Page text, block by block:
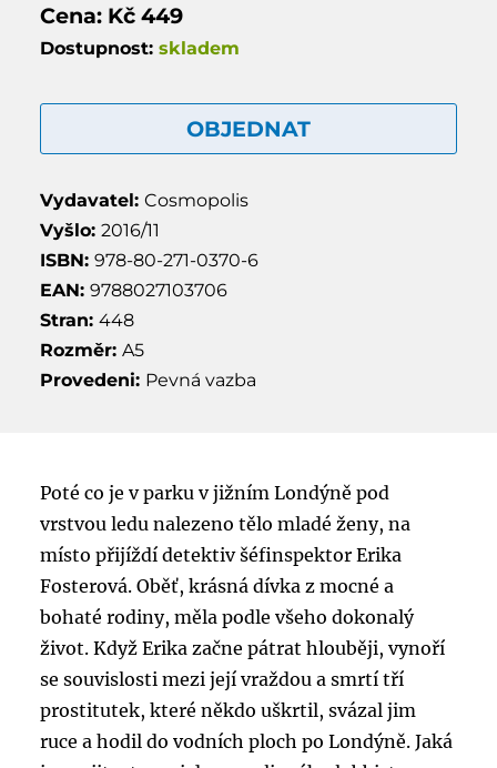
Cena: Kč 449
Dostupnost: skladem
OBJEDNAT
Vydavatel: Cosmopolis
Vyšlo: 2016/11
ISBN: 978-80-271-0370-6
EAN: 9788027103706
Stran: 448
Rozměr: A5
Provedeni: Pevná vazba
Poté co je v parku v jižním Londýně pod
vrstvou ledu nalezeno tělo mladé ženy, na
místo přijíždí detektiv šéfinspektor Erika
Fosterová. Oběť, krásná dívka z mocné a
bohaté rodiny, měla podle všeho dokonalý
život. Když Erika začne pátrat hlouběji, vynoří
se souvislosti mezi její vraždou a smrtí tří
prostitutek, které někdo uškrtil, svázal jim
ruce a hodil do vodních ploch po Londýně. Jaká